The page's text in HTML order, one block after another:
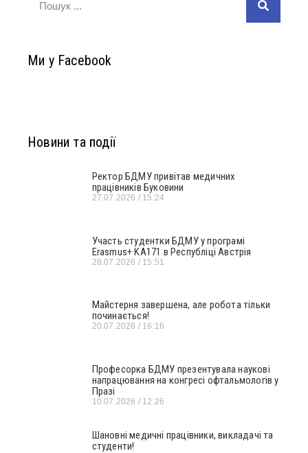
Ми у Facebook
Новини та події
Ректор БДМУ привітав медичних
працівників Буковини
27.07.2026 15:24
Участь студентки БДМУ у програмі
Erasmus+ KA171 в Республіці Австрія
28.07.2026 15:51
Майстерня завершена, але робота тільки
починається!
20.07.2026 16:16
Професорка БДМУ презентувала наукові
напрацювання на конгресі офтальмологів у
Празі
10.07.2026 12:26
Шановні медичні працівники, викладачі та
студенти!